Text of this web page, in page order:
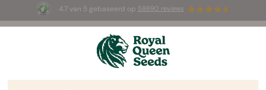
4.7 van 5 gebaseerd op 58690 reviews
☀️ Summer Sales: tot wel 50% korting
op geselecteerde producten! ⏤